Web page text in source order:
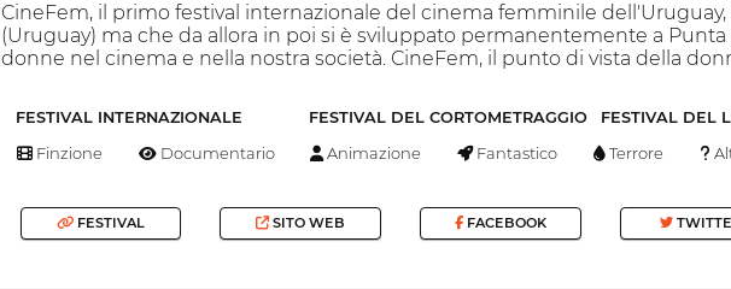
CineFem, il primo festival internazionale del cinema femminile
(Uruguay) ma che da allora in poi si è sviluppato permanentemente a
donne nel cinema e nella nostra società. CineFem, il punto di vista della
FESTIVAL INTERNAZIONALE FESTIVAL DEL CORTOMETRAGGIO FESTIVAL DEL
Finzione Documentario Animazione Fantastico Terrore
FESTIVAL SITO WEB FACEBOOK